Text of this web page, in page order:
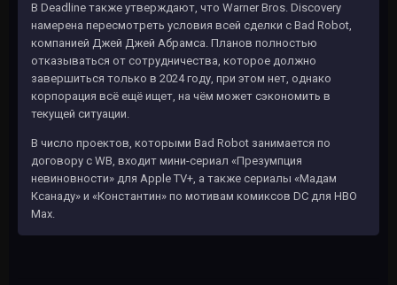
В Deadline также утверждают, что Warner Bros. Discovery
намерена пересмотреть условия всей сделки с Bad Robot,
компанией Джей Джей Абрамса. Планов полностью
отказываться от сотрудничества, которое должно
завершиться только в 2024 году, при этом нет, однако
корпорация всё ещё ищет, на чём может сэкономить в
текущей ситуации.
В число проектов, которыми Bad Robot занимается по
договору с WB, входит мини-сериал «Презумпция
невиновности» для Apple TV+, а также сериалы «Мадам
Ксанаду» и «Константин» по мотивам комиксов DC для HBO
Max.